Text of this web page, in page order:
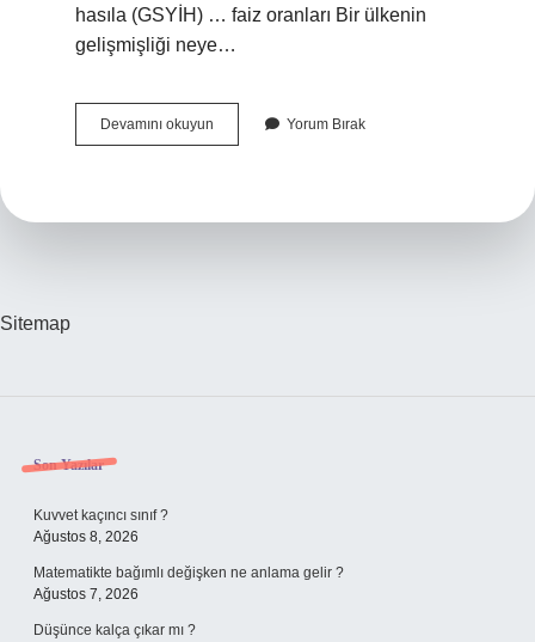
hasıla (GSYİH) … faiz oranları Bir ülkenin
gelişmişliği neye…
Devamını okuyun
Ülkenin
Yorum Bırak
Sitemap
Sidebar
Son Yazılar
Kuvvet kaçıncı sınıf ?
Ağustos 8, 2026
Matematikte bağımlı değişken ne anlama gelir ?
Ağustos 7, 2026
Düşünce kalça çıkar mı ?